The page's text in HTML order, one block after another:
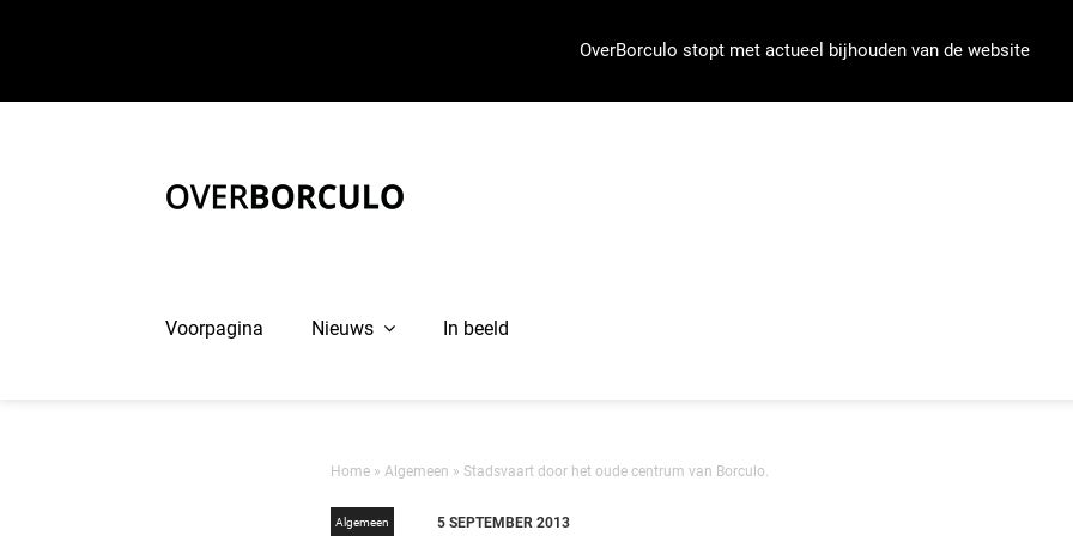
OverBorculo stopt met actueel bijhouden van de website
Voorpagina Nieuws In beeld
Home »Algemeen » Stadsvaart door het oude centrum van Borculo.
Algemeen 5 SEPTEMBER 2013